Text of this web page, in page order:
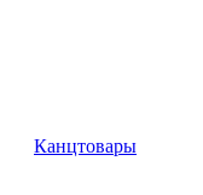
Канцтовары